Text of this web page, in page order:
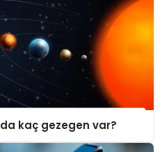
kaç gezegen var?